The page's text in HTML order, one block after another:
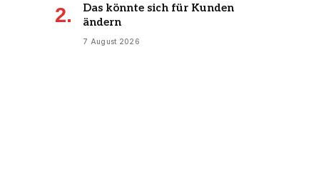
Das könnte sich für Kunden
ändern
7 August 2026